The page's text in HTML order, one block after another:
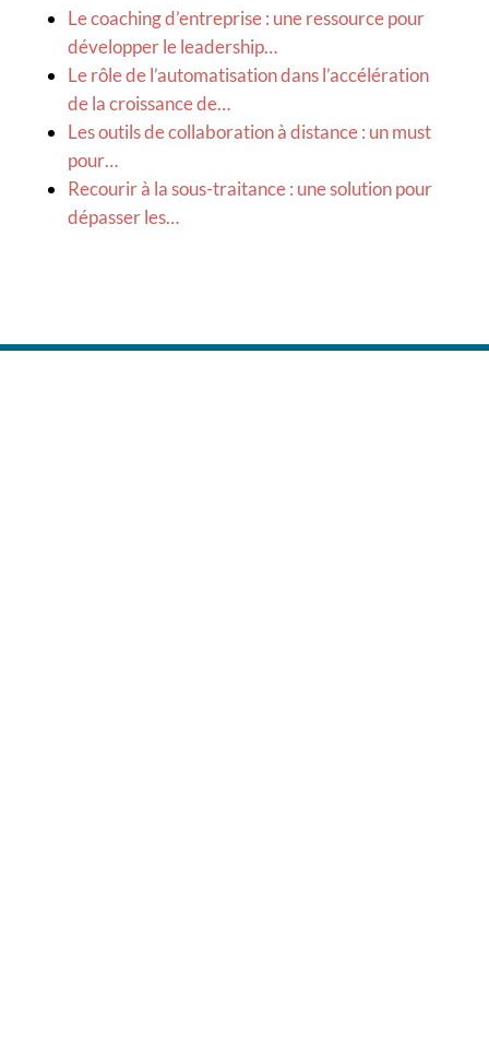
Le coaching d’entreprise : une ressource pour
développer le leadership…
Le rôle de l’automatisation dans l’accélération
de la croissance de…
Les outils de collaboration à distance : un must
pour…
Recourir à la sous-traitance : une solution pour
dépasser les…